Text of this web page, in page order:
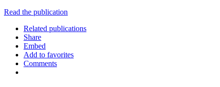
Read the publication
Related publications
Share
Embed
Add to favorites
Comments